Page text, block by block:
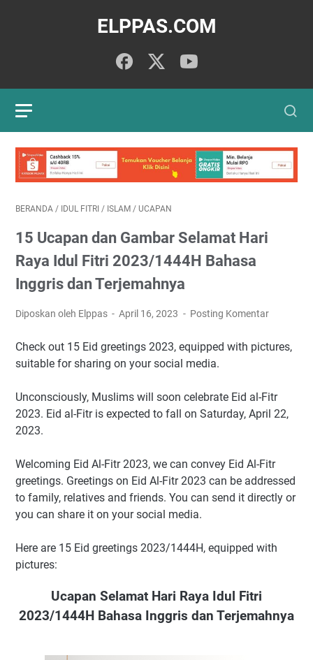
ELPPAS.COM
BERANDA / IDUL FITRI / ISLAM / UCAPAN
15 Ucapan dan Gambar Selamat Hari
Raya Idul Fitri 2023/1444H Bahasa
Inggris dan Terjemahnya
Diposkan oleh Elppas April 16, 2023 Posting Komentar
Check out 15 Eid greetings 2023, equipped with pictures,
suitable for sharing on your social media.
Unconsciously, Muslims will soon celebrate Eid al-Fitr
2023. Eid al-Fitr is expected to fall on Saturday, April 22,
2023.
Welcoming Eid Al-Fitr 2023, we can convey Eid Al-Fitr
greetings. Greetings on Eid Al-Fitr 2023 can be addressed
to family, relatives and friends. You can send it directly or
you can share it on your social media.
Here are 15 Eid greetings 2023/1444H, equipped with
pictures:
Ucapan Selamat Hari Raya Idul Fitri
2023/1444H Bahasa Inggris dan Terjemahnya